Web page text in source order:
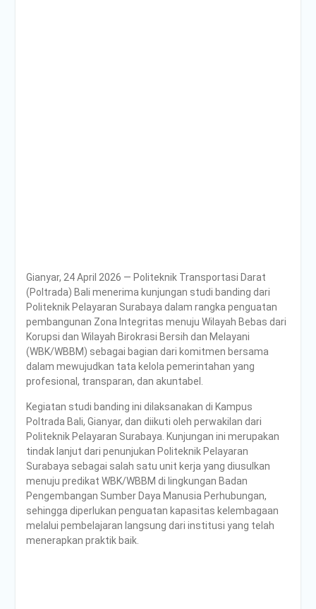
Gianyar, 24 April 2026 — Politeknik Transportasi Darat
(Poltrada) Bali menerima kunjungan studi banding dari
Politeknik Pelayaran Surabaya dalam rangka penguatan
pembangunan Zona Integritas menuju Wilayah Bebas dari
Korupsi dan Wilayah Birokrasi Bersih dan Melayani
(WBK/WBBM) sebagai bagian dari komitmen bersama
dalam mewujudkan tata kelola pemerintahan yang
profesional, transparan, dan akuntabel.
Kegiatan studi banding ini dilaksanakan di Kampus
Poltrada Bali, Gianyar, dan diikuti oleh perwakilan dari
Politeknik Pelayaran Surabaya. Kunjungan ini merupakan
tindak lanjut dari penunjukan Politeknik Pelayaran
Surabaya sebagai salah satu unit kerja yang diusulkan
menuju predikat WBK/WBBM di lingkungan Badan
Pengembangan Sumber Daya Manusia Perhubungan,
sehingga diperlukan penguatan kapasitas kelembagaan
melalui pembelajaran langsung dari institusi yang telah
menerapkan praktik baik.